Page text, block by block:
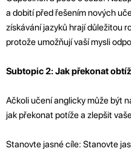
a dobití před řešením nových
získávání jazyků hrají důležitou
protože umožňují vaší mysli
Subtopic 2: Jak překonat
Ačkoli učení anglicky může být
jak překonat potíže a zlepšit
Stanovte jasné cíle: Stanovte